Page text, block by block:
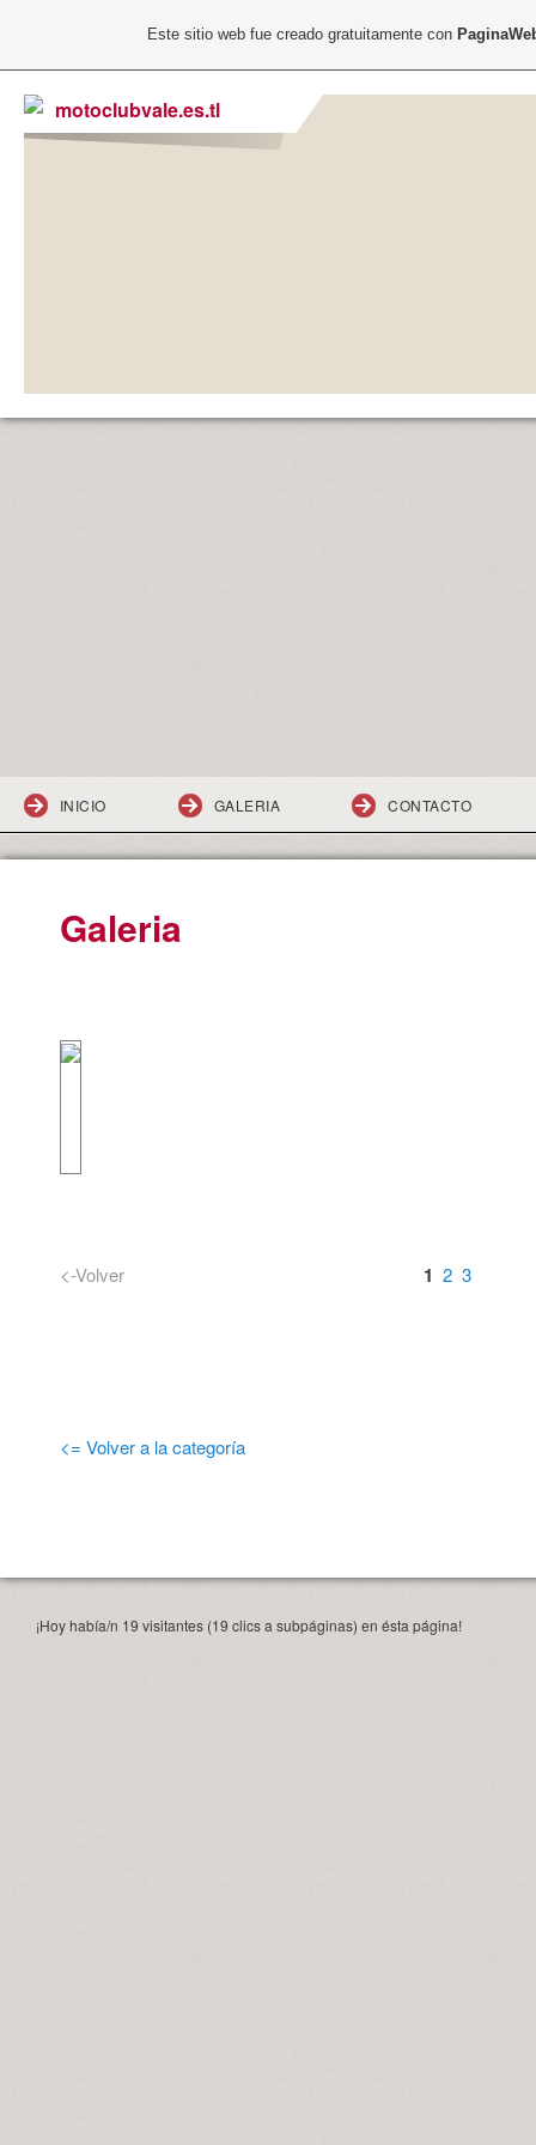
motoclubvale.es.tl
INICIO GALERIA CONTACTO
Galeria
<-Volver 1 2 3
<= Volver a la categoría
¡Hoy había/n 19 visitantes (19 clics a subpáginas) en ésta página!
Este sitio web fue creado gratuitamente con